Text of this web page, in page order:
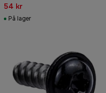
54 kr
På lager